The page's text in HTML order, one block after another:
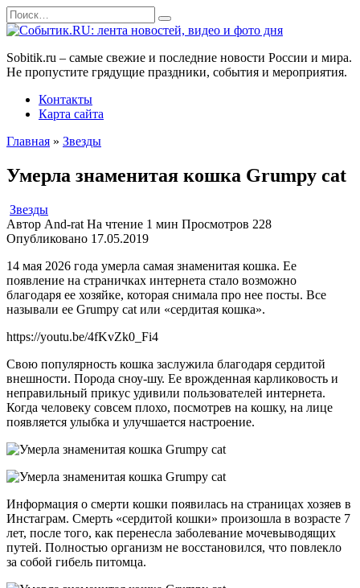
Перейти
к
Search
for:
Sobitik.ru – самые свежие и последние новости России и мира.
Не пропустите грядущие праздники, события и мероприятия.
Контакты
Карта сайта
Главная » Звезды
Умерла знаменитая кошка Grumpy cat
Звезды
Автор And-rat На чтение 1 мин Просмотров 228
Опубликовано 17.05.2019
14 мая 2026 года умерла самая знаменитая кошка. Ее
появление на страничках интернета стало возможно
благодаря ее хозяйке, которая снимала про нее посты. Все
называли ее Grumpy cat или «сердитая кошка».
https://youtu.be/4fKvZk0_Fi4
Свою популярность кошка заслужила благодаря сердитой
внешности. Порода сноу-шу. Ее врожденная карликовость и
неправильный прикус удивили пользователей интернета.
Когда человеку совсем плохо, посмотрев на кошку, на лице
появляется улыбка и улучшается настроение.
Информация о смерти кошки появилась на страницах хозяев в
Инстаграм. Смерть «сердитой кошки» произошла в возрасте 7
лет, после того, как перенесла заболевание мочевыводящих
путей. Полностью организм не восстановился, что повлекло
за собой гибель питомца.